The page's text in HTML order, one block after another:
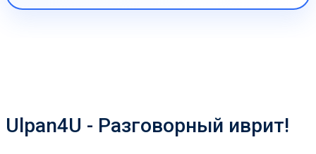
Ulpan4U - Разговорный иврит!